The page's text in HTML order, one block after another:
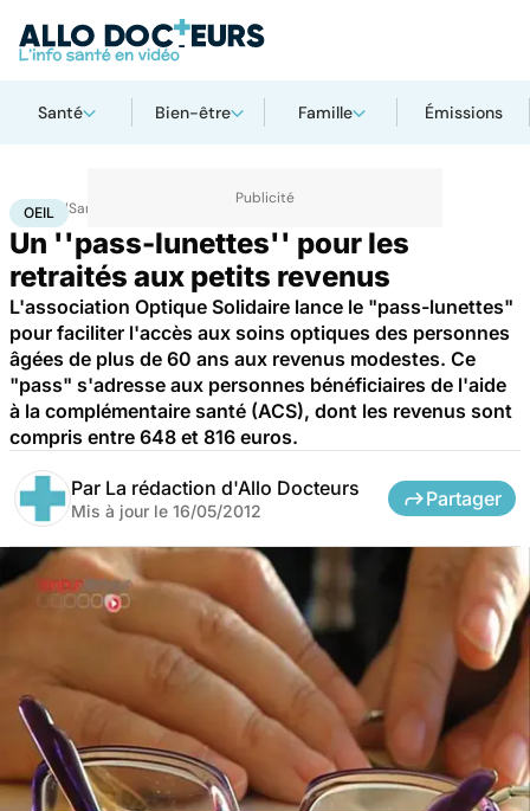
Santé Bien-être Famille Émissions
AccueilSanté Oeil
OEIL
Un ''pass-lunettes'' pour les
retraités aux petits revenus
L'association Optique Solidaire lance le "pass-lunettes"
pour faciliter l'accès aux soins optiques des personnes
âgées de plus de 60 ans aux revenus modestes. Ce
"pass" s'adresse aux personnes bénéficiaires de l'aide
à la complémentaire santé (ACS), dont les revenus sont
compris entre 648 et 816 euros.
Par La rédaction d'Allo Docteurs
Mis à jour le 16/05/2012
Partager